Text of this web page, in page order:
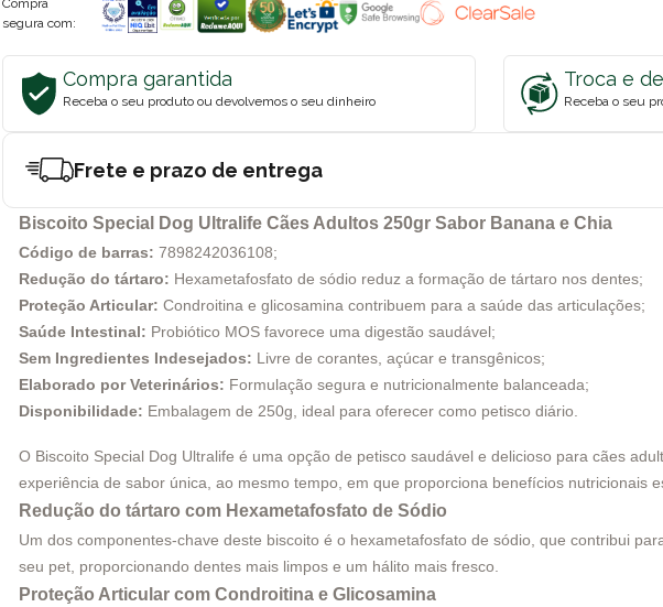
segura com:
Compra garantida
Receba o seu produto ou devolvemos o seu dinheiro
Troca e
Receba o seu
Frete e prazo de entrega
Biscoito Special Dog Ultralife Cães Adultos 250gr Sabor Banana e Chia
Código de barras: 7898242036108;
Redução do tártaro: Hexametafosfato de sódio reduz a formação de tártaro nos dentes;
Proteção Articular: Condroitina e glicosamina contribuem para a saúde das articulações;
Saúde Intestinal: Probiótico MOS favorece uma digestão saudável;
Sem Ingredientes Indesejados: Livre de corantes, açúcar e transgênicos;
Elaborado por Veterinários: Formulação segura e nutricionalmente balanceada;
Disponibilidade: Embalagem de 250g, ideal para oferecer como petisco diário.
O Biscoito Special Dog Ultralife é uma opção de petisco saudável e delicioso para cães
experiência de sabor única, ao mesmo tempo, em que proporciona benefícios nutricionais
Redução do tártaro com Hexametafosfato de Sódio
Um dos componentes-chave deste biscoito é o hexametafosfato de sódio, que contribui
seu pet, proporcionando dentes mais limpos e um hálito mais fresco.
Proteção Articular com Condroitina e Glicosamina